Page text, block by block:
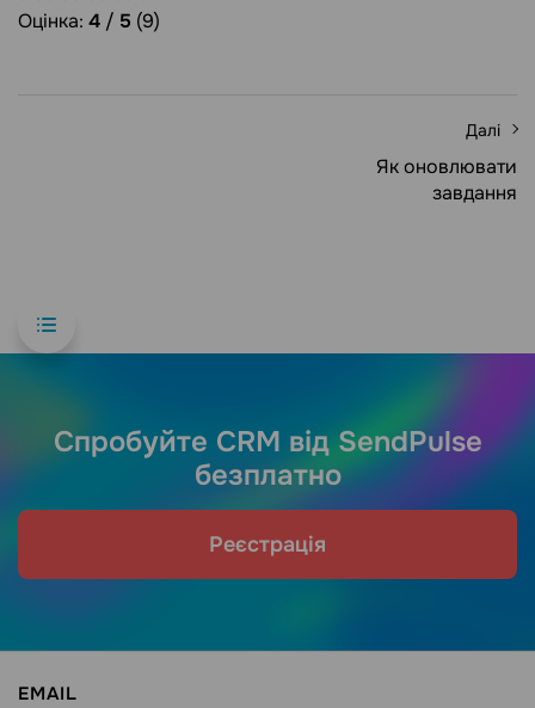
Оцінка: 4 / 5 (9)
Далі
Як оновлювати
завдання
Спробуйте CRM від SendPulse
безплатно
Реєстрація
EMAIL